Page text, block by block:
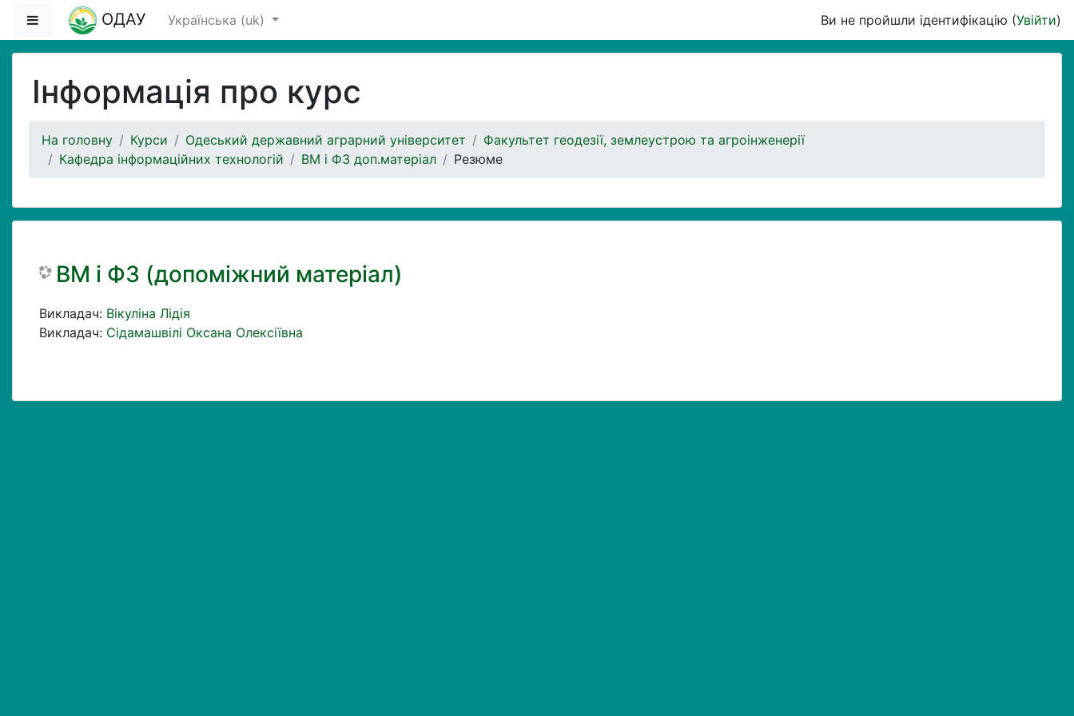
Перейти до головного вмісту
Бокова панель
ОДАУ Українська ‎(uk)‎ Ви не пройшли ідентифікацію (Увійти)
Інформація про курс
На головну Курси Одеський державний аграрний університет
Факультет геодезії, землеустрою та агроінженерії
Кафедра інформаційних технологій
ВМ і ФЗ доп.матеріал Резюме
ВМ і ФЗ (допоміжний матеріал)
Викладач: Вікуліна Лідія
Викладач: Сідамашвілі Оксана Олексіївна